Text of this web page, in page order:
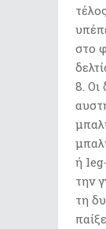
στο
Οι
ή
την
τη